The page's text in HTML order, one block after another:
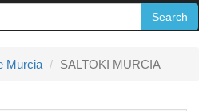
Contacto
Search
Murcia SALTOKI MURCIA